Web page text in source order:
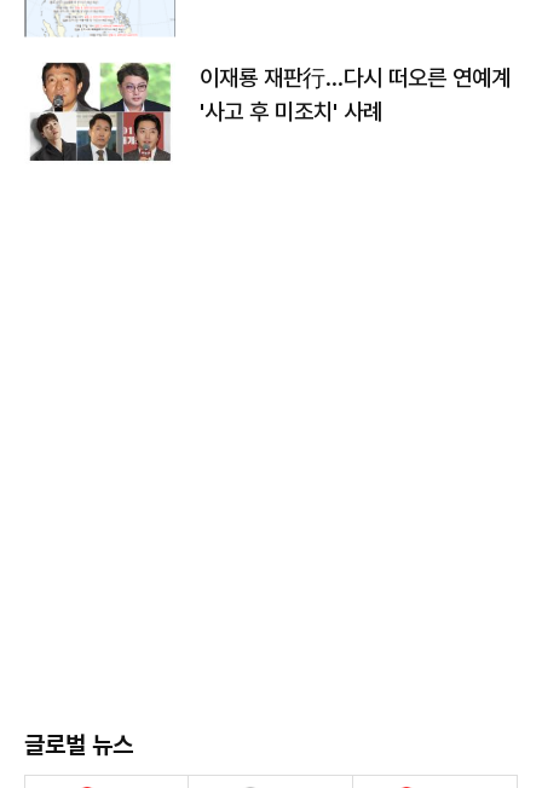
이재룡 재판行…다시 떠오른 연예계
'사고 후 미조치' 사례
글로벌 뉴스